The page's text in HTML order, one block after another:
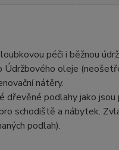
péči i běžnou
Údržbového oleje
nátěry.
dřevěné podlahy jako
schodiště a nábytek.
podlah).